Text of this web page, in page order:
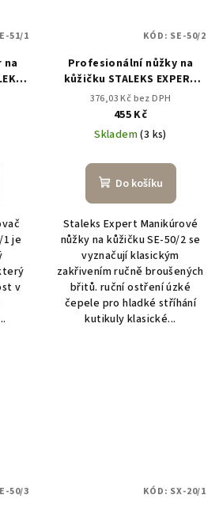
na
je
v
51/1
Profesionální nůžky na
kůžičku STALEKS EXPERT
SE-50/2
376,03 Kč bez DPH
455 Kč
Skladem(3 ks)
Do košíku
Staleks Expert Manikúrové
nůžky na kůžičku SE-50/2 se
vyznačují klasickým
zakřivením ručně broušených
břitů. ruční ostření úzké
čepele pro hladké stříhání
kutikuly klasické...
KÓD: SE-50/2
50/3 KÓD: SX-20/1